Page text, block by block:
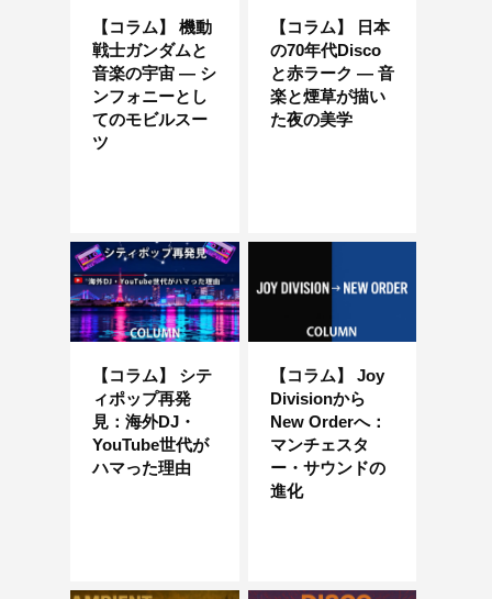
【コラム】 機動
戦士ガンダムと
音楽の宇宙 ― シ
ンフォニーとし
てのモビルスー
ツ
【コラム】 日本
の70年代Disco
と赤ラーク ― 音
楽と煙草が描い
た夜の美学
【コラム】 シテ
ィポップ再発
見：海外DJ・
YouTube世代が
ハマった理由
【コラム】 Joy
Divisionから
New Orderへ：
マンチェスタ
ー・サウンドの
進化